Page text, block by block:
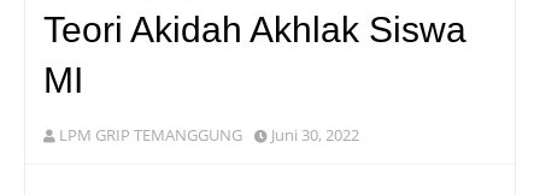
Teori Akidah Akhlak Siswa
MI
LPM GRIP TEMANGGUNG Juni 30, 2022